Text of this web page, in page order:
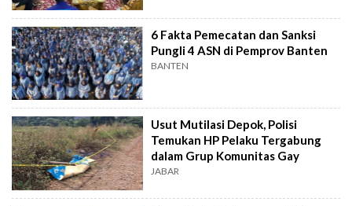
6 Fakta Pemecatan dan Sanksi
Pungli 4 ASN di Pemprov Banten
BANTEN
Usut Mutilasi Depok, Polisi
Temukan HP Pelaku Tergabung
dalam Grup Komunitas Gay
JABAR